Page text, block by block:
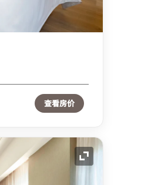
查看房价
展开图标